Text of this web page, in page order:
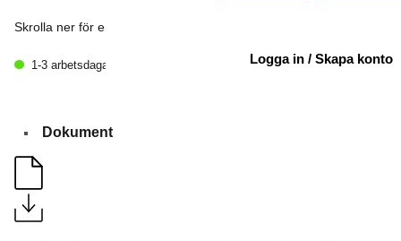
Skrolla ner för en nedladdningsbar PDF fil
1-3 arbetsdagar
0kr
Dokument
Logga in / Skapa konto